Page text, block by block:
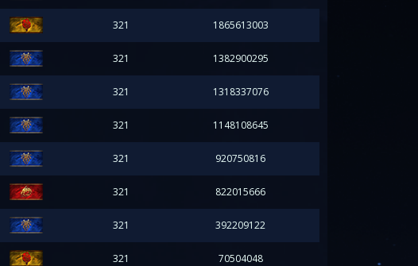
321 1865613003
321 1382900295
321 1318337076
321 1148108645
321 920750816
321 822015666
321 392209122
321 70504048